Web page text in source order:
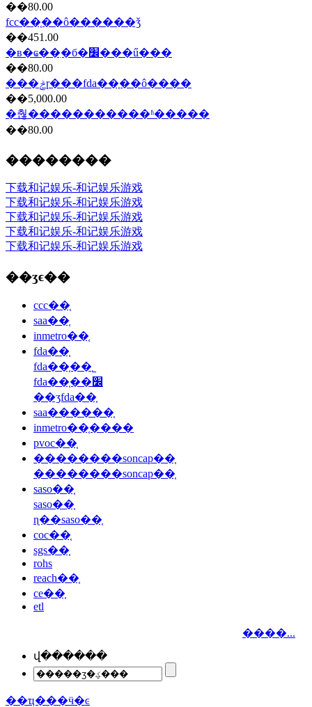
��80.00
fcc��֤��ô������ǯ
��451.00
�в�ҩ��ִ�б�׼���ű���
��80.00
���ݲɼ���fda��֤��ô����
��5,000.00
�춶�����������ʱ�����
��80.00
��������
下载和记娱乐-和记娱乐游戏
下载和记娱乐-和记娱乐游戏
下载和记娱乐-和记娱乐游戏
下载和记娱乐-和记娱乐游戏
下载和记娱乐-和记娱乐游戏
��ʒϵ��
ccc��֤
saa��֤
inmetro��֤
fda��֤
fda��֤��˾
fda��֤��׼
��ʒfda��֤
saa������֤
inmetro��֤����
pvoc��֤
��������soncap��֤
��������soncap��֤
saso��֤
saso��֤
ɳ��saso��֤
coc��֤
sgs��֤
rohs
reach��֤
ce��֤
etl
����...
վ������
��ҵ���ӵ�ͼ